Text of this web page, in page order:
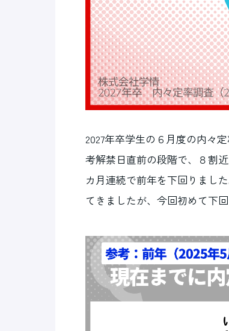
2027年卒学生の６月度の内々
考解禁日直前の段階で、８割
カ月連続で前年を下回りまし
てきましたが、今回初めて下回